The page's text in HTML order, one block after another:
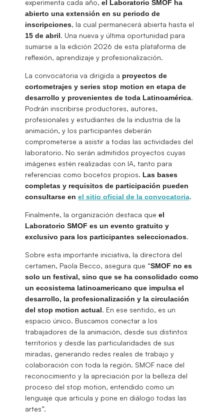
experimenta cada año, el Laboratorio SMOF ha
abierto una extensión en su periodo de
inscripciones, la cual permanecerá abierta hasta el
15 de abril. Una nueva y última oportunidad para
sumarse a la edición 2026 de esta plataforma de
reflexión, aprendizaje y profesionalización.
La convocatoria va dirigida a proyectos de
cortometrajes y series stop motion en etapa de
desarrollo y provenientes de toda Latinoamérica.
Podrán inscribirse productores, autores,
profesionales y estudiantes de la industria de la
animación, y los participantes deberán
comprometerse a asistir a todas las actividades del
laboratorio. No serán admitidos proyectos cuyas
imágenes estén realizadas con IA, tanto para
referencias como bocetos propios. Las bases
completas y requisitos de participación pueden
consultarse en el sitio oficial de la convocatoria.
Finalmente, la organización destaca que el
Laboratorio SMOF es un evento gratuito y
exclusivo para los participantes seleccionados.
Sobre esta importante iniciativa, la directora del
certamen, Paola Becco, asegura que “SMOF no es
solo un festival, sino que se ha consolidado como
un ecosistema latinoamericano que impulsa el
desarrollo, la profesionalización y la circulación
del stop motion actual. En ese sentido, es un
espacio único. Buscamos conectar a los
trabajadores de la animación, desde sus distintos
territorios y desde las particularidades de sus
miradas, generando redes reales de trabajo y
colaboración con toda la región. SMOF nace del
reconocimiento y la apreciación por la belleza del
proceso del stop motion, entendido como un
lenguaje que articula y pone en diálogo todas las
artes”.